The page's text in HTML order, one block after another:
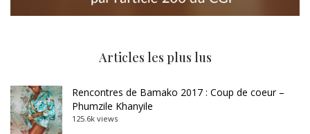
Articles les plus lus
Rencontres de Bamako 2017 : Coup de coeur –
Phumzile Khanyile
125.6k views